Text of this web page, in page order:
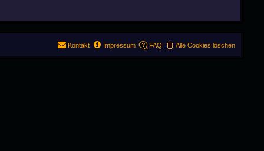
Alle Cookies löschen
FAQ
Impressum
Kontakt